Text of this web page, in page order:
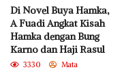
Di Novel Buya Hamka,
A Fuadi Angkat Kisah
Hamka dengan Bung
Karno dan Haji Rasul
3330 Mata